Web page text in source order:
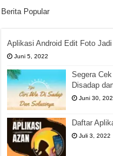
Berita Popular
Aplikasi Android Edit Foto
Juni 5, 2022
Segera
Disadap
Juni 30,
Daftar
Juli 3, 2022